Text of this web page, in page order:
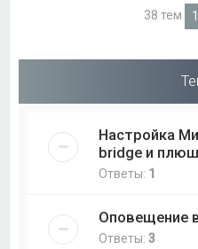
38 тем 1
Настройка
bridge и
Ответы: 1
Оповещение
Ответы:3